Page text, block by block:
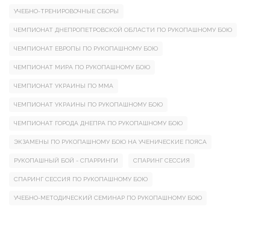
УЧЕБНО-ТРЕНИРОВОЧНЫЕ СБОРЫ
ЧЕМПИОНАТ ДНЕПРОПЕТРОВСКОЙ ОБЛАСТИ ПО РУКОПАШНОМУ БОЮ
ЧЕМПИОНАТ ЕВРОПЫ ПО РУКОПАШНОМУ БОЮ
ЧЕМПИОНАТ МИРА ПО РУКОПАШНОМУ БОЮ
ЧЕМПИОНАТ УКРАИНЫ ПО ММА
ЧЕМПИОНАТ УКРАИНЫ ПО РУКОПАШНОМУ БОЮ
ЧЕМПИОНАТ ГОРОДА ДНЕПРА ПО РУКОПАШНОМУ БОЮ
ЭКЗАМЕНЫ ПО РУКОПАШНОМУ БОЮ НА УЧЕНИЧЕСКИЕ ПОЯСА
РУКОПАШНЫЙ БОЙ - СПАРРИНГИ СПАРИНГ СЕССИЯ
СПАРИНГ СЕССИЯ ПО РУКОПАШНОМУ БОЮ
УЧЕБНО-МЕТОДИЧЕСКИЙ СЕМИНАР ПО РУКОПАШНОМУ БОЮ